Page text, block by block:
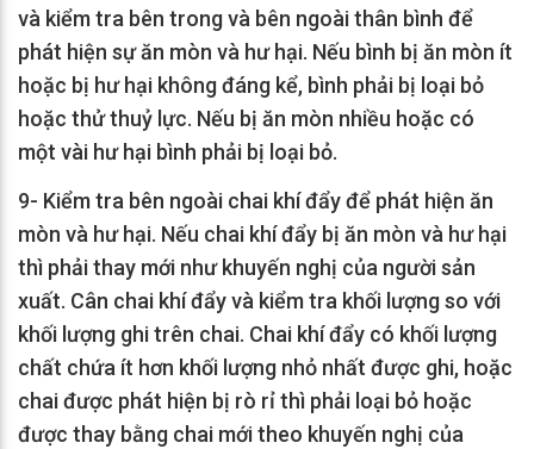
và kiểm tra bên trong và bên ngoài thân bình để
phát hiện sự ăn mòn và hư hại. Nếu bình bị ăn mòn ít
hoặc bị hư hại không đáng kể, bình phải bị loại bỏ
hoặc thử thuỷ lực. Nếu bị ăn mòn nhiều hoặc có
một vài hư hại bình phải bị loại bỏ.
9- Kiểm tra bên ngoài chai khí đẩy để phát hiện ăn
mòn và hư hại. Nếu chai khí đẩy bị ăn mòn và hư hại
thì phải thay mới như khuyến nghị của người sản
xuất. Cân chai khí đẩy và kiểm tra khối lượng so với
khối lượng ghi trên chai. Chai khí đẩy có khối lượng
chất chứa ít hơn khối lượng nhỏ nhất được ghi, hoặc
chai được phát hiện bị rò rỉ thì phải loại bỏ hoặc
được thay bằng chai mới theo khuyến nghị của